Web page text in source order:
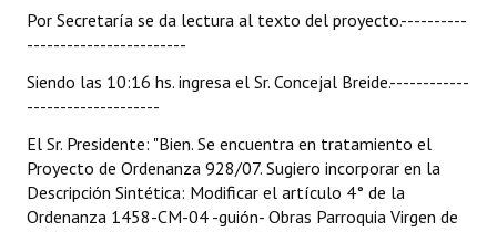
Por Secretaría se da lectura al texto del proyecto.----------
------------------------
Siendo las 10:16 hs. ingresa el Sr. Concejal Breide.------------
--------------------
El Sr. Presidente: "Bien. Se encuentra en tratamiento el
Proyecto de Ordenanza 928/07. Sugiero incorporar en la
Descripción Sintética: Modificar el artículo 4° de la
Ordenanza 1458-CM-04 -guión- Obras Parroquia Virgen de